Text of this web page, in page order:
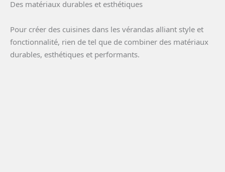
Des matériaux durables et esthétiques
Pour créer des cuisines dans les vérandas alliant style et
fonctionnalité, rien de tel que de combiner des matériaux
durables, esthétiques et performants.